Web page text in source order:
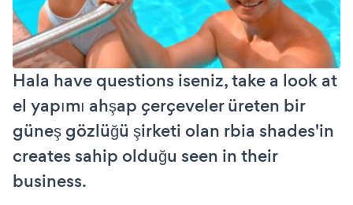
Hala have questions iseniz, take a look at
el yapımı ahşap çerçeveler üreten bir
güneş gözlüğü şirketi olan rbia shades'in
creates sahip olduğu seen in their
business.